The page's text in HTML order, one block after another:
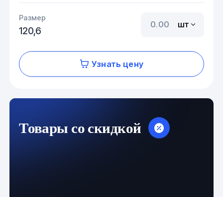
Размер
120,6
шт
Узнать цену
Товары со скидкой